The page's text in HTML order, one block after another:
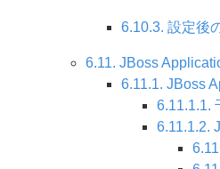
6.10.3. 設定後
6.11. JBoss
6.11.1. JBoss
6.11.1.1.
6.11.1.2.